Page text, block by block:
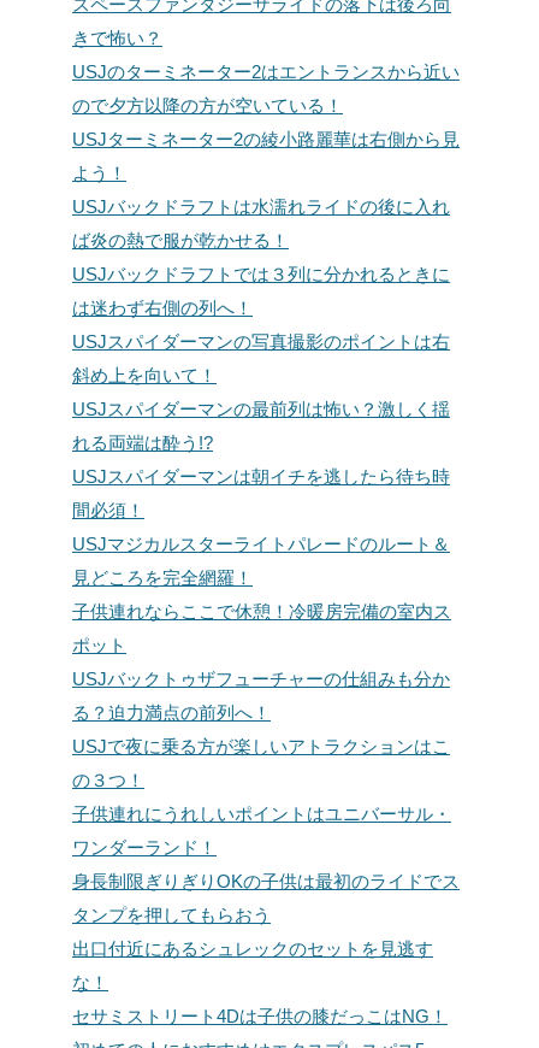
スペースファンタジーザライドの落下は後ろ向
きで怖い？
USJのターミネーター2はエントランスから近い
ので夕方以降の方が空いている！
USJターミネーター2の綾小路麗華は右側から見
よう！
USJバックドラフトは水濡れライドの後に入れ
ば炎の熱で服が乾かせる！
USJバックドラフトでは３列に分かれるときに
は迷わず右側の列へ！
USJスパイダーマンの写真撮影のポイントは右
斜め上を向いて！
USJスパイダーマンの最前列は怖い？激しく揺
れる両端は酔う!?
USJスパイダーマンは朝イチを逃したら待ち時
間必須！
USJマジカルスターライトパレードのルート＆
見どころを完全網羅！
子供連れならここで休憩！冷暖房完備の室内ス
ポット
USJバックトゥザフューチャーの仕組みも分か
る？迫力満点の前列へ！
USJで夜に乗る方が楽しいアトラクションはこ
の３つ！
子供連れにうれしいポイントはユニバーサル・
ワンダーランド！
身長制限ぎりぎりOKの子供は最初のライドでス
タンプを押してもらおう
出口付近にあるシュレックのセットを見逃す
な！
セサミストリート4Dは子供の膝だっこはNG！